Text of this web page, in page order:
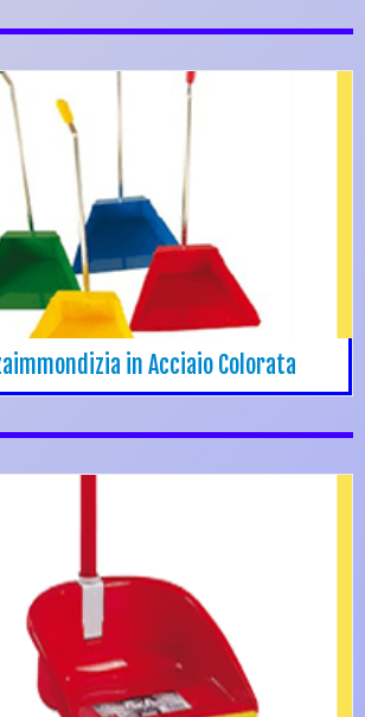
in Acciaio Colorata